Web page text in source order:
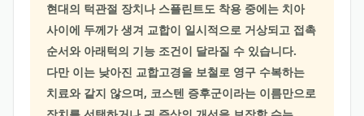
현대의 턱관절 장치나 스플린트도 착용 중에는 치아
사이에 두께가 생겨 교합이 일시적으로 거상되고 접촉
순서와 아래턱의 기능 조건이 달라질 수 있습니다.
다만 이는 낮아진 교합고경을 보철로 영구 수복하는
치료와 같지 않으며, 코스텐 증후군이라는 이름만으로